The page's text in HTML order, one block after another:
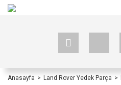
Anasayfa Land Rover Yedek Parça